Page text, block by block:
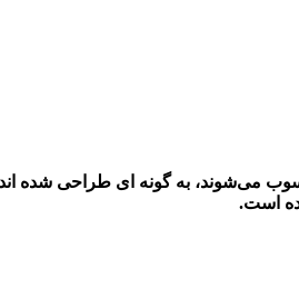
می‌شوند، به گونه ای طراحی شده اند
است.